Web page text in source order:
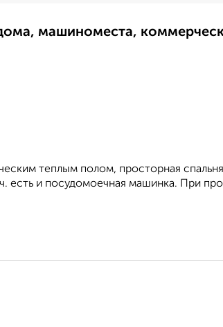
машиноместа,
теплым полом, просторная
есть и посудомоечная машинка. При